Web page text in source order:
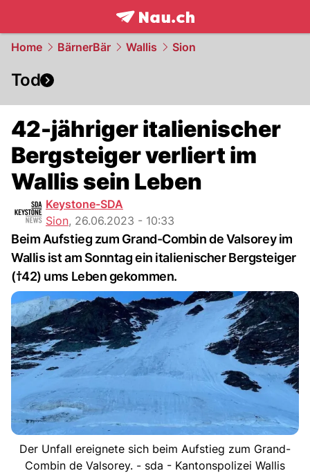
frontpage.NAU.ch
Home BärnerBär Wallis Sion
Tod
42-jähriger italienischer
Bergsteiger verliert im
Wallis sein Leben
Keystone-SDA
Sion, 26.06.2023 - 10:33
Beim Aufstieg zum Grand-Combin de Valsorey im
Wallis ist am Sonntag ein italienischer Bergsteiger
(†42) ums Leben gekommen.
Der Unfall ereignete sich beim Aufstieg zum Grand-
Combin de Valsorey. - sda - Kantonspolizei Wallis